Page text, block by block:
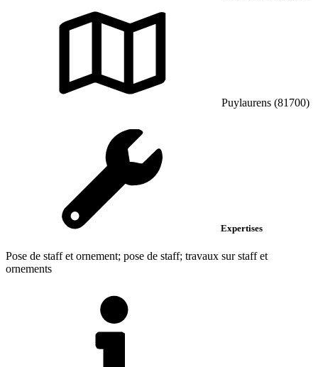
Puylaurens (81700)
Expertises
Pose de staff et ornement; pose de staff; travaux sur staff et
ornements